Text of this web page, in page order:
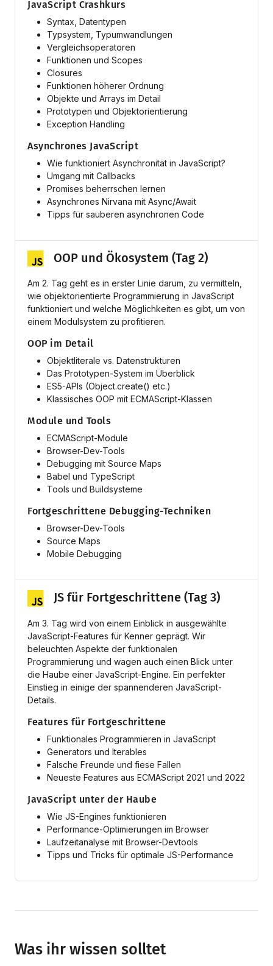
JavaScript Crashkurs
Syntax, Datentypen
Typsystem, Typumwandlungen
Vergleichsoperatoren
Funktionen und Scopes
Closures
Funktionen höherer Ordnung
Objekte und Arrays im Detail
Prototypen und Objektorientierung
Exception Handling
Asynchrones JavaScript
Wie funktioniert Asynchronität in JavaScript?
Umgang mit Callbacks
Promises beherrschen lernen
Asynchrones Nirvana mit Async/Await
Tipps für sauberen asynchronen Code
OOP und Ökosystem (Tag 2)
Am 2. Tag geht es in erster Linie darum, zu vermitteln,
wie objektorientierte Programmierung in JavaScript
funktioniert und welche Möglichkeiten es gibt, um von
einem Modulsystem zu profitieren.
OOP im Detail
Objektliterale vs. Datenstrukturen
Das Prototypen-System im Überblick
ES5-APIs (Object.create() etc.)
Klassisches OOP mit ECMAScript-Klassen
Module und Tools
ECMAScript-Module
Browser-Dev-Tools
Debugging mit Source Maps
Babel und TypeScript
Tools und Buildsysteme
Fortgeschrittene Debugging-Techniken
Browser-Dev-Tools
Source Maps
Mobile Debugging
JS für Fortgeschrittene (Tag 3)
Am 3. Tag wird von einem Einblick in ausgewählte
JavaScript-Features für Kenner geprägt. Wir
beleuchten Aspekte der funktionalen
Programmierung und wagen auch einen Blick unter
die Haube einer JavaScript-Engine. Ein perfekter
Einstieg in einige der spannenderen JavaScript-
Details.
Features für Fortgeschrittene
Funktionales Programmieren in JavaScript
Generators und Iterables
Falsche Freunde und fiese Fallen
Neueste Features aus ECMAScript 2021 und 2022
JavaScript unter der Haube
Wie JS-Engines funktionieren
Performance-Optimierungen im Browser
Laufzeitanalyse mit Browser-Devtools
Tipps und Tricks für optimale JS-Performance
Was ihr wissen solltet